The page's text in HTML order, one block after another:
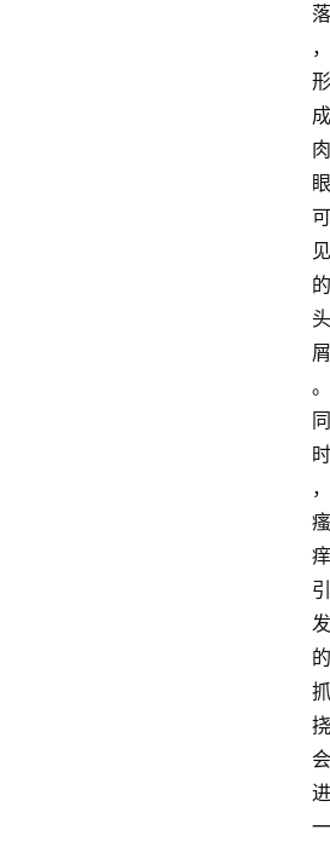
落
，
形
成
肉
眼
可
见
的
头
屑
。
同
时
，
瘙
痒
引
发
的
抓
挠
会
进
一